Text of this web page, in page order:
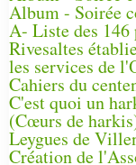
Album - Soirée
A- Liste des 146
Rivesaltes
les services de
Cahiers du
C'est quoi un
(Cœurs de
Leygues de
Création de